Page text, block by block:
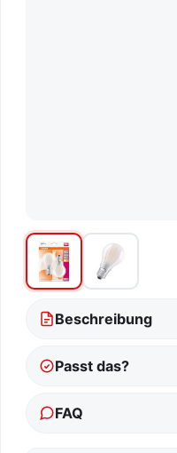
Beschreibung
Passt das?
FAQ